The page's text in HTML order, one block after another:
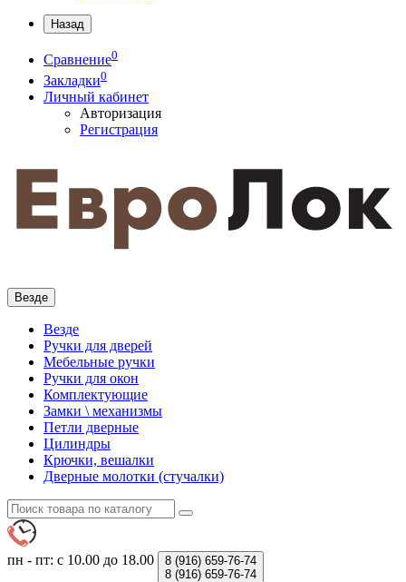
Назад
Сравнение0
Закладки0
Личный кабинет
Авторизация
Регистрация
Везде
Везде
Ручки для дверей
Мебельные ручки
Ручки для окон
Комплектующие
Замки \ механизмы
Петли дверные
Цилиндры
Крючки, вешалки
Дверные молотки (стучалки)
пн - пт: с 10.00 до 18.00 8 (916) 659-76-74
8 (916) 659-76-74